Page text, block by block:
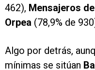
462), Mensajeros
Orpea (78,9% de
Algo por detrás,
mínimas se sitúan